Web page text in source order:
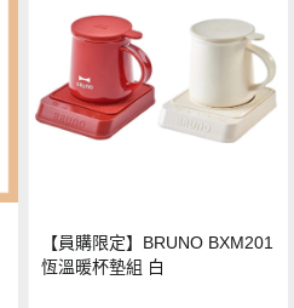
【員購限定】BRUNO BXM201
恆溫暖杯墊組 白